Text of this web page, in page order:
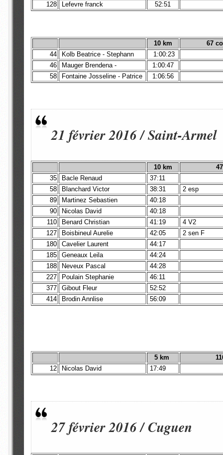
128
Lefevre franck 52:51
10 km
67
44
Kolb Beatrice - Stephann
1:00:23
46
Mauger Brendena -
1:00:47
58
Fontaine Josseline - Patrice 1:06:56
21 février 2016 / Saint-Armel
10 km
35
Bacle Renaud
37:11
58
Blanchard Victor 38:31
2 esp
89
Martinez Sebastien
40:18
90
Nicolas David
40:18
110
Benard Christian 41:19
4 V2
127
Boisbineul Aurelie 42:05
2 sen F
180
Cavelier Laurent
44:17
185
Geneaux Leila
44:24
188
Neveux Pascal
44:28
227
Poulain Stephanie
46:11
377
Gibout Fleur
52:52
414
Brodin Annlise 56:09
5 km
12
Nicolas David 17:49
27 février 2016 / Cuguen